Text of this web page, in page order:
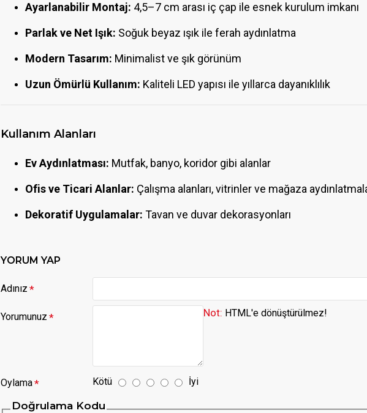
Ayarlanabilir Montaj: 4,5–7 cm arası iç çap ile esnek kurulum imkanı
Parlak ve Net Işık: Soğuk beyaz ışık ile ferah aydınlatma
Modern Tasarım: Minimalist ve şık görünüm
Uzun Ömürlü Kullanım: Kaliteli LED yapısı ile yıllarca dayanıklılık
Kullanım Alanları
Ev Aydınlatması: Mutfak, banyo, koridor gibi alanlar
Ofis ve Ticari Alanlar: Çalışma alanları, vitrinler ve mağaza
Dekoratif Uygulamalar: Tavan ve duvar dekorasyonları
YORUM YAP
Adınız
Yorumunuz Not: HTML'e dönüştürülmez!
Oylama Kötü İyi
Doğrulama Kodu